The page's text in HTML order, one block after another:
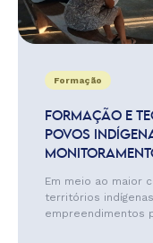
Formação
FORMAÇÃO E
POVOS
Em meio ao maior
territórios
empreendimentos